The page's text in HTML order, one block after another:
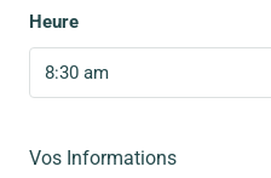
Heure
8:30 am
Vos Informations